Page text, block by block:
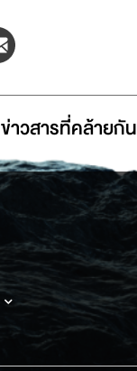
ข่าวสารที่่คล้ายกัน